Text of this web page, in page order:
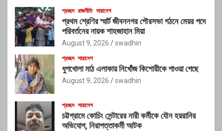
প্রচ্ছদ রাজনীতি সারাদেশ
প্রথম শ্রেণির স্মার্ট জীবননগর পৌরসভা গঠনে মেয়র পদে
পরিবর্তনের নায়ক শাহজাহান মিয়া
August 9, 2026 swadhin
প্রচ্ছদ সারাদেশ
ধুপখোলা মাঠ এলাকায় নিখোঁজ কিশোরীকে পাওয়া গেছে
August 9, 2026 swadhin
প্রচ্ছদ সারাদেশ
চট্টগ্রামে কোচিং সেন্টারের নারী কর্মীকে যৌন হয়রানির
অভিযোগ, নিরাপত্তাকর্মী আটক